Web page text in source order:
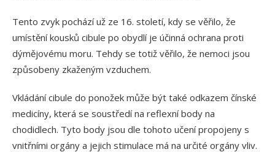
Tento zvyk pochází už ze 16. století, kdy se věřilo, že
umístění kousků cibule po obydlí je účinná ochrana proti
dýmějovému moru. Tehdy se totiž věřilo, že nemoci jsou
způsobeny zkaženým vzduchem.
Vkládání cibule do ponožek může být také odkazem čínské
medicíny, která se soustředí na reflexní body na
chodidlech. Tyto body jsou dle tohoto učení propojeny s
vnitřními orgány a jejich stimulace má na určité orgány vliv.